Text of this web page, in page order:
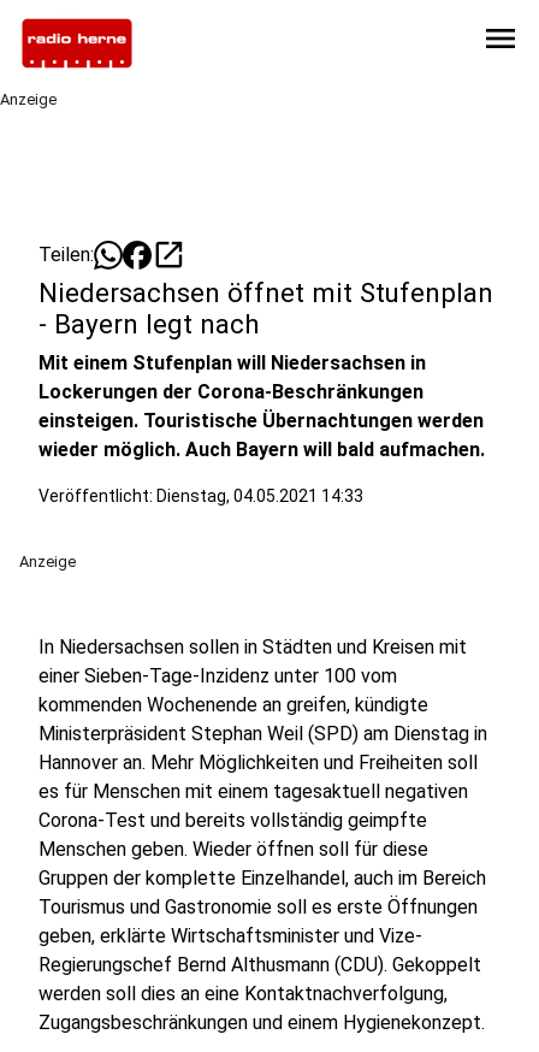
menu
Anzeige
Teilen: open_in_new
Niedersachsen öffnet mit Stufenplan
- Bayern legt nach
Mit einem Stufenplan will Niedersachsen in
Lockerungen der Corona-Beschränkungen
einsteigen. Touristische Übernachtungen werden
wieder möglich. Auch Bayern will bald aufmachen.
Veröffentlicht: Dienstag, 04.05.2021 14:33
Anzeige
In Niedersachsen sollen in Städten und Kreisen mit
einer Sieben-Tage-Inzidenz unter 100 vom
kommenden Wochenende an greifen, kündigte
Ministerpräsident Stephan Weil (SPD) am Dienstag in
Hannover an. Mehr Möglichkeiten und Freiheiten soll
es für Menschen mit einem tagesaktuell negativen
Corona-Test und bereits vollständig geimpfte
Menschen geben. Wieder öffnen soll für diese
Gruppen der komplette Einzelhandel, auch im Bereich
Tourismus und Gastronomie soll es erste Öffnungen
geben, erklärte Wirtschaftsminister und Vize-
Regierungschef Bernd Althusmann (CDU). Gekoppelt
werden soll dies an eine Kontaktnachverfolgung,
Zugangsbeschränkungen und einem Hygienekonzept.